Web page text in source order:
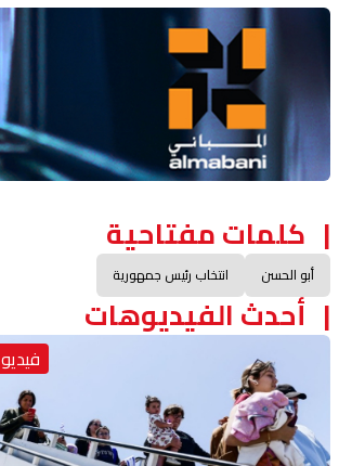
Advertisement Section
كلمات مفتاحية
أبو الحسن انتخاب رئيس جمهورية
أحدث الفيديوهات
فيديو